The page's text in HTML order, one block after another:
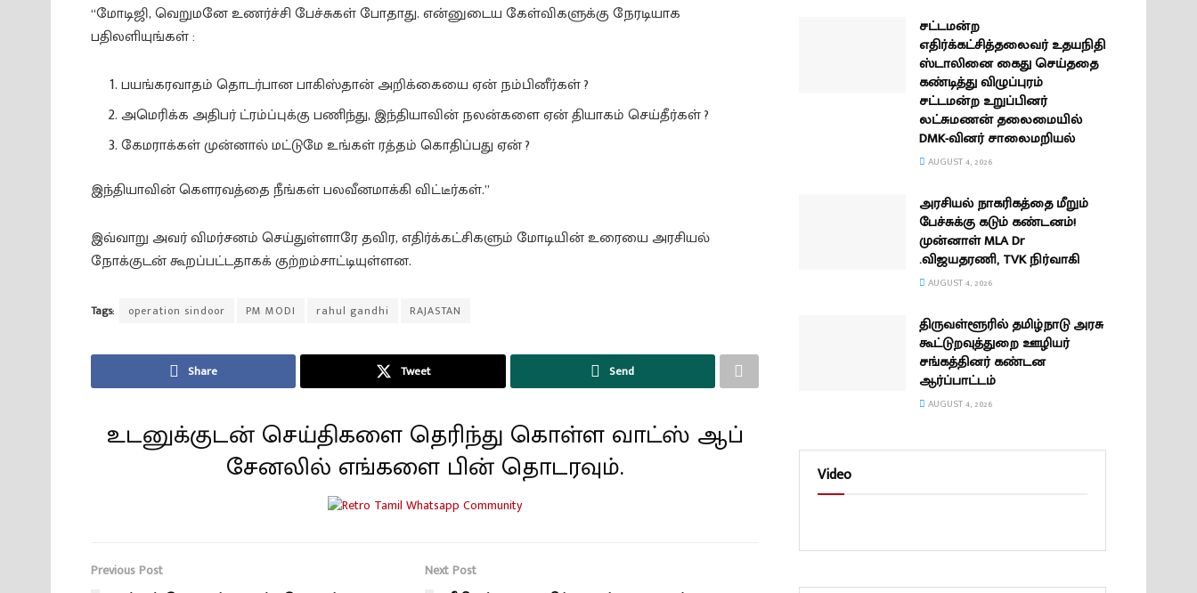
“மோடிஜி, வெறுமனே உணர்ச்சி பேச்சுகள் போதாது. என்னுடைய கேள்விகளுக்கு நேரடியாக
பதிலளியுங்கள் :
பயங்கரவாதம் தொடர்பான பாகிஸ்தான் அறிக்கையை ஏன் நம்பினீர்கள் ?
அமெரிக்க அதிபர் ட்ரம்ப்புக்கு பணிந்து, இந்தியாவின் நலன்களை ஏன் தியாகம் செய்தீர்கள் ?
கேமராக்கள் முன்னால் மட்டுமே உங்கள் ரத்தம் கொதிப்பது ஏன் ?
இந்தியாவின் கௌரவத்தை நீங்கள் பலவீனமாக்கி விட்டீர்கள்.”
இவ்வாறு அவர் விமர்சனம் செய்துள்ளாரே தவிர, எதிர்க்கட்சிகளும் மோடியின் உரையை அரசியல்
நோக்குடன் கூறப்பட்டதாகக் குற்றம்சாட்டியுள்ளன.
Tags: operation sindoor PM MODI rahul gandhi RAJASTAN
Share Tweet Send
உடனுக்குடன் செய்திகளை தெரிந்து கொள்ள வாட்ஸ் ஆப்
சேனலில் எங்களை பின் தொடரவும்.
Previous Post Next Post
சட்டமன்ற
எதிர்க்கட்சித்தலைவர் உதயநிதி
ஸ்டாலினை கைது செய்ததை
கண்டித்து விழுப்புரம்
சட்டமன்ற உறுப்பினர்
லட்சுமணன் தலைமையில்
DMK-வினர் சாலைமறியல்
AUGUST 4, 2026
அரசியல் நாகரிகத்தை மீறும்
பேச்சுக்கு கடும் கண்டனம்!
முன்னாள் MLA Dr
.விஜயதரணி, TVK நிர்வாகி
AUGUST 4, 2026
திருவள்ளூரில் தமிழ்நாடு அரசு
கூட்டுறவுத்துறை ஊழியர்
சங்கத்தினர் கண்டன
ஆர்ப்பாட்டம்
AUGUST 4, 2026
Video